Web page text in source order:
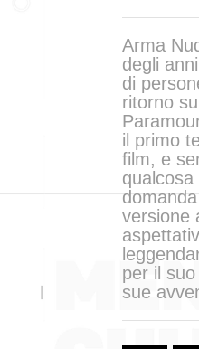
Arma
degli
di
ritorno
il primo
film, e
versione
per il
sue